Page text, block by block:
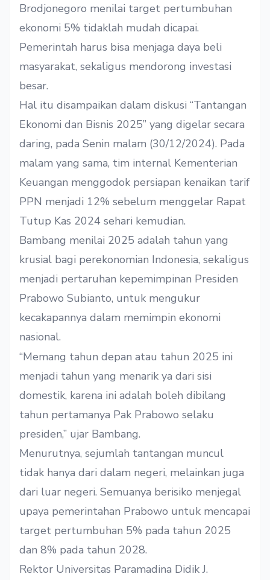
Brodjonegoro menilai target pertumbuhan
ekonomi 5% tidaklah mudah dicapai.
Pemerintah harus bisa menjaga daya beli
masyarakat, sekaligus mendorong investasi
besar.
Hal itu disampaikan dalam diskusi “Tantangan
Ekonomi dan Bisnis 2025” yang digelar secara
daring, pada Senin malam (30/12/2024). Pada
malam yang sama, tim internal Kementerian
Keuangan menggodok persiapan kenaikan tarif
PPN menjadi 12% sebelum menggelar Rapat
Tutup Kas 2024 sehari kemudian.
Bambang menilai 2025 adalah tahun yang
krusial bagi perekonomian Indonesia, sekaligus
menjadi pertaruhan kepemimpinan Presiden
Prabowo Subianto, untuk mengukur
kecakapannya dalam memimpin ekonomi
nasional.
“Memang tahun depan atau tahun 2025 ini
menjadi tahun yang menarik ya dari sisi
domestik, karena ini adalah boleh dibilang
tahun pertamanya Pak Prabowo selaku
presiden,” ujar Bambang.
Menurutnya, sejumlah tantangan muncul
tidak hanya dari dalam negeri, melainkan juga
dari luar negeri. Semuanya berisiko menjegal
upaya pemerintahan Prabowo untuk mencapai
target pertumbuhan 5% pada tahun 2025
dan 8% pada tahun 2028.
Rektor Universitas Paramadina Didik J.